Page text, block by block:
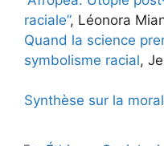
raciale”, Léonora
Quand la science
symbolisme racial,
Synthèse sur la